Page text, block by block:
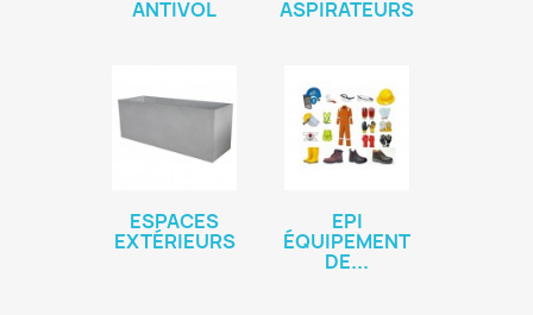
ANTIVOL ASPIRATEURS
ESPACES
EXTÉRIEURS
EPI
ÉQUIPEMENT
DE...